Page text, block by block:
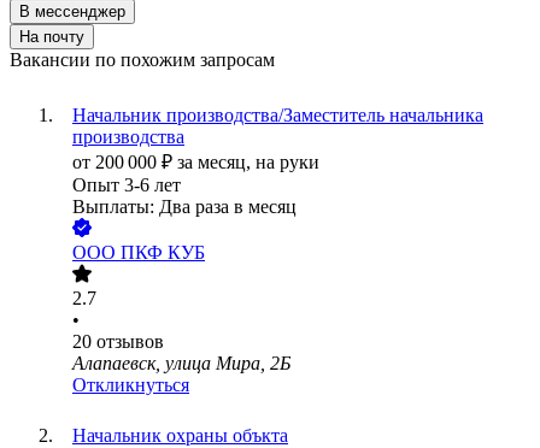
В мессенджер
На почту
Вакансии по похожим запросам
Начальник производства/Заместитель начальника
производства
от 200 000 ₽ за месяц, на руки
Опыт 3-6 лет
Выплаты: Два раза в месяц
ООО ПКФ КУБ
2.7
•
20 отзывов
Алапаевск, улица Мира, 2Б
Откликнуться
Начальник охраны объкта